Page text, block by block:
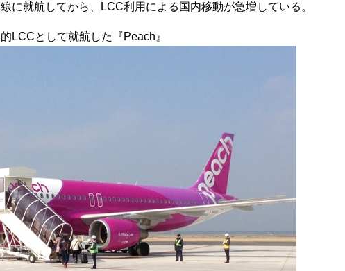
に就航してから、LCC利用による国内移動が急増している。
LCCとして就航した『Peach』